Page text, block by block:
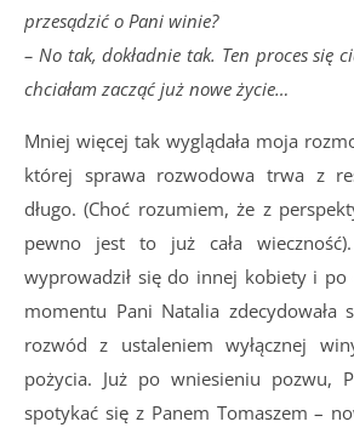
przesądzić o Pani winie?
– No tak, dokładnie tak. Ten proces się
chciałam zacząć już nowe życie…
Mniej więcej tak wyglądała moja
której sprawa rozwodowa trwa z
długo. (Choć rozumiem, że z
pewno jest to już cała
wyprowadził się do innej kobiety i po
momentu Pani Natalia zdecydowała
rozwód z ustaleniem wyłącznej
pożycia. Już po wniesieniu pozwu,
spotykać się z Panem Tomaszem –